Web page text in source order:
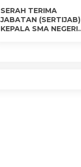
SERAH TERIMA
JABATAN (SERTIJAB)
KEPALA SMA NEGERI